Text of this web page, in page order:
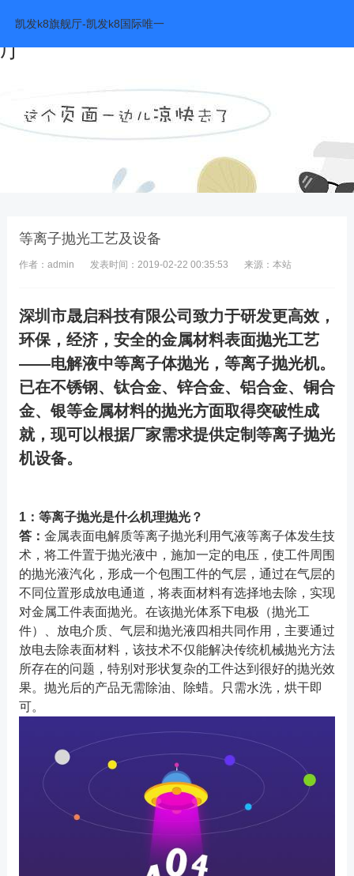
等离子抛光工艺及设备-凯发k8旗舰
厅
凯发k8旗舰厅-凯发k8国际唯一
等离子抛光工艺及设备
作者：admin 发表时间：2019-02-22 00:35:53 来源：本站
深圳市晟启科技有限公司致力于研发更高效，
环保，经济，安全的金属材料表面抛光工艺
——电解液中等离子体抛光，等离子抛光机。
已在不锈钢、钛合金、锌合金、铝合金、铜合
金、银等金属材料的抛光方面取得突破性成
就，现可以根据厂家需求提供定制等离子抛光
机设备。
1：等离子抛光是什么机理抛光？
答： 金属表面电解质等离子抛光利用气液等离子体发生技
术，将工件置于抛光液中，施加一定的电压，使工件周围
的抛光液汽化，形成一个包围工件的气层，通过在气层的
不同位置形成放电通道，将表面材料有选择地去除，实现
对金属工件表面抛光。在该抛光体系下电极（抛光工
件）、放电介质、气层和抛光液四相共同作用，主要通过
放电去除表面材料，该技术不仅能解决传统机械抛光方法
所存在的问题，特别对形状复杂的工件达到很好的抛光效
果。抛光后的产品无需除油、除蜡。只需水洗，烘干即
可。